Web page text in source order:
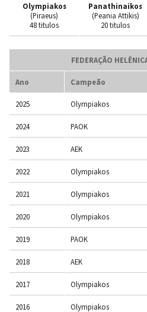
Olympiakos
(Piraeus)
48 titulos
Panathinaikos
(Peania Attikis)
20 titulos
FEDERAÇÃO
Ano Campeão
2025 Olympiakos
2024 PAOK
2023 AEK
2022 Olympiakos
2021 Olympiakos
2020 Olympiakos
2019 PAOK
2018 AEK
2017 Olympiakos
2016 Olympiakos